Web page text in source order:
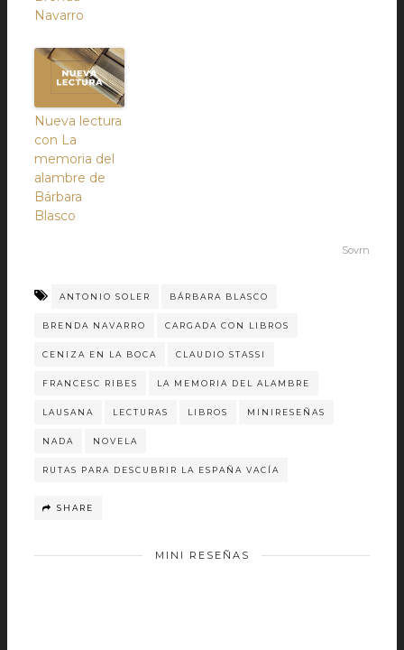
Navarro
Nueva lectura
con La
memoria del
alambre de
Bárbara
Blasco
Sovrn
ANTONIO SOLER BÁRBARA BLASCO
BRENDA NAVARRO CARGADA CON LIBROS
CENIZA EN LA BOCA CLAUDIO STASSI
FRANCESC RIBES LA MEMORIA DEL ALAMBRE
LAUSANA LECTURAS LIBROS MINIRESEÑAS
NADA NOVELA
RUTAS PARA DESCUBRIR LA ESPAÑA VACÍA
SHARE
MINI RESEÑAS